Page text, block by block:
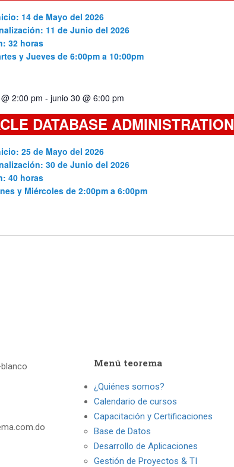
14 de Mayo del 2026
11 de Junio del 2026
32 horas
y Jueves de 6:00pm a 10:00pm
2:00 pm - junio 30 @ 6:00 pm
DATABASE ADMINISTRATION
25 de Mayo del 2026
30 de Junio del 2026
40 horas
y Miércoles de 2:00pm a 6:00pm
Menú teorema
¿Quiénes somos?
Calendario de cursos
Capacitación y Certificaciones
Base de Datos
Desarrollo de Aplicaciones
Gestión de Proyectos & TI